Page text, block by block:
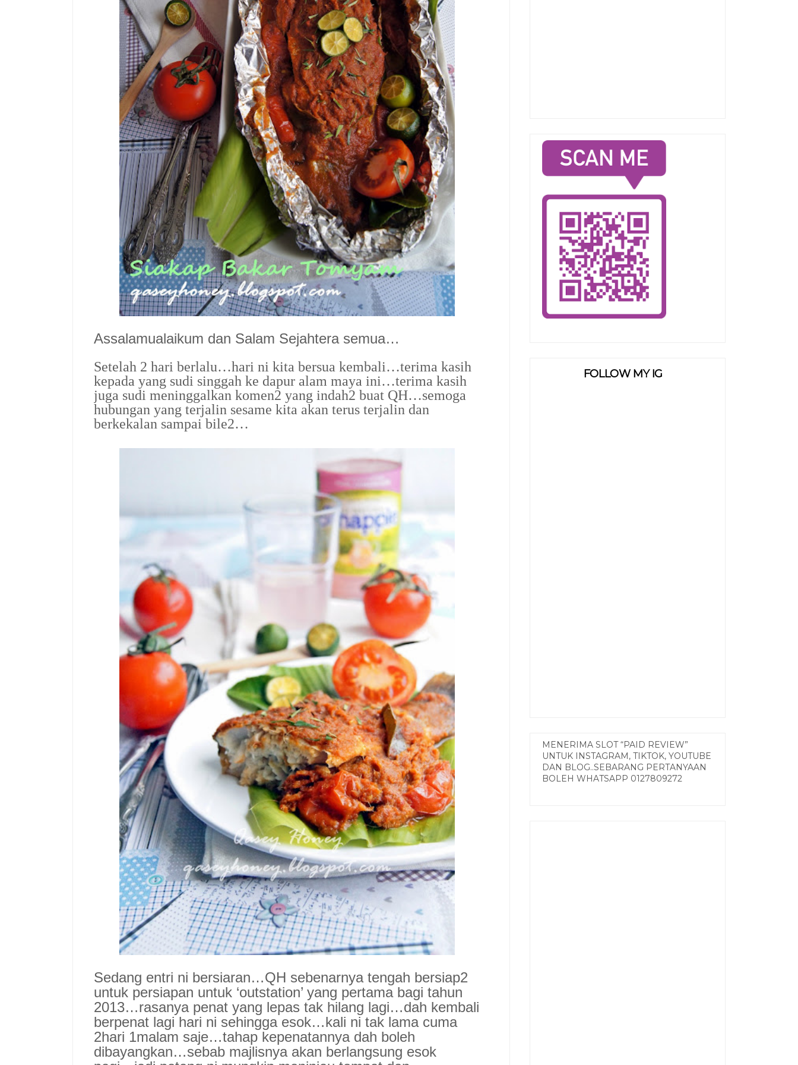
Assalamualaikum dan Salam Sejahtera semua…
Setelah 2 hari berlalu…hari ni kita bersua kembali…terima kasih
kepada yang sudi singgah ke dapur alam maya ini…terima kasih
juga sudi meninggalkan komen2 yang indah2 buat QH…semoga
hubungan yang terjalin sesame kita akan terus terjalin dan
berkekalan sampai bile2…
Sedang entri ni bersiaran…QH sebenarnya tengah bersiap2
untuk persiapan untuk ‘outstation’ yang pertama bagi tahun
2013…rasanya penat yang lepas tak hilang lagi…dah kembali
berpenat lagi hari ni sehingga esok…kali ni tak lama cuma
2hari 1malam saje…tahap kepenatannya dah boleh
dibayangkan…sebab majlisnya akan berlangsung esok
FOLLOW MY IG
MENERIMA SLOT “PAID REVIEW”
UNTUK INSTAGRAM, TIKTOK, YOUTUBE
DAN BLOG..SEBARANG PERTANYAAN
BOLEH WHATSAPP 0127809272